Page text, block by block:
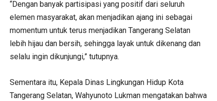
“Dengan banyak partisipasi yang positif dari seluruh
elemen masyarakat, akan menjadikan ajang ini sebagai
momentum untuk terus menjadikan Tangerang Selatan
lebih hijau dan bersih, sehingga layak untuk dikenang dan
selalu ingin dikunjungi,” tutupnya.
Sementara itu, Kepala Dinas Lingkungan Hidup Kota
Tangerang Selatan, Wahyunoto Lukman mengatakan bahwa